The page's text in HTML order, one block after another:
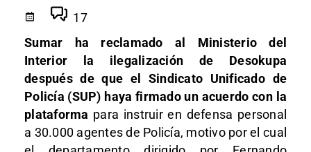
17
Sumar ha reclamado al Ministerio del
Interior la ilegalización de Desokupa
después de que el Sindicato Unificado de
Policía (SUP) haya firmado un acuerdo con la
plataforma para instruir en defensa personal
a 30.000 agentes de Policía, motivo por el cual